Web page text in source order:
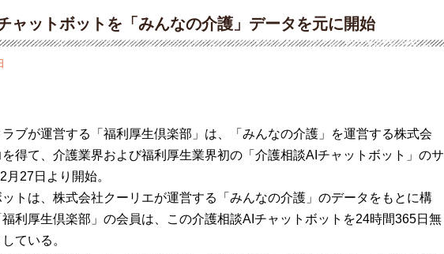
ャットボットを「みんなの介護」データを元に開始
ラブが運営する 「 福利 厚生倶楽部 」 は 、「 みんなの介護 」 を運営する株式会
を得て 介護業界および福利厚生業界初の 「 介護相談AI チャットボット 」 のサ
月 27日 より 開始。
ットは
株式会社クーリエが運営する 「 みんなの介護 」 のデータをもとに構
福利厚生倶楽部 」 の会員は この介護相談AI チャットボットを24時間365日無
ている 。